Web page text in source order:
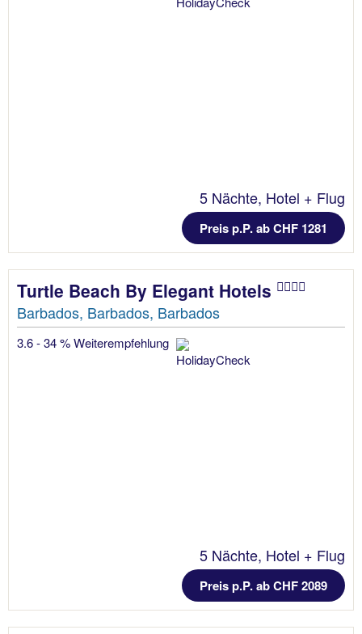
5 Nächte, Hotel + Flug
Preis p.P. ab CHF 1281
Turtle Beach By Elegant Hotels
Barbados, Barbados, Barbados
3.6 - 34 % Weiterempfehlung
5 Nächte, Hotel + Flug
Preis p.P. ab CHF 2089